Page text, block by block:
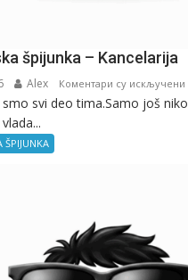
špijunka – Kancelarija
Alex Коментари су искључени
smo svi deo tima.Samo još
ŠPIJUNKA